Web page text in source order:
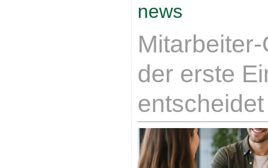
news
der erste
entscheidet